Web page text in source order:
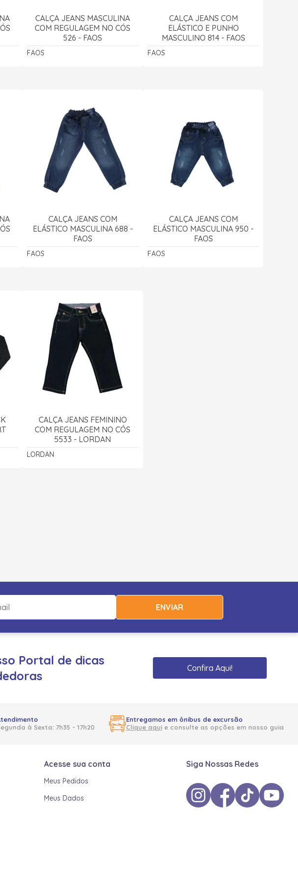
CALÇA JEANS MASCULINA
COM REGULAGEM NO CÓS
526 - FAOS
FAOS
CALÇA JEANS COM
ELÁSTICO E PUNHO
MASCULINO 814 - FAOS
FAOS
CALÇA JEANS COM
ELÁSTICO MASCULINA 688 -
FAOS
FAOS
CALÇA JEANS COM
ELÁSTICO MASCULINA 950 -
FAOS
FAOS
CALÇA JEANS FEMININO
COM REGULAGEM NO CÓS
5533 - LORDAN
LORDAN
ENVIAR
Portal de dicas
Confira Aqui!
à Sexta: 7h35 - 17h20
Entregamos em ônibus de excursão
Clique aquie consulte as opções em nosso guia
Acesse sua conta
Meus Pedidos
Meus Dados
Siga Nossas Redes